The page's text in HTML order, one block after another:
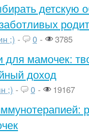
детскую
;) - 0 - 3785
для мамочек:
доход
;) - 0 - 19167